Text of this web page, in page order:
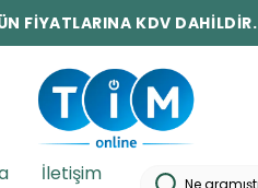
TL ÜZERİ ÜCRETSİZ KARGO!
İletişim